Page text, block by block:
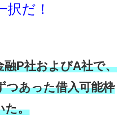
だ！
融P社およびA社で、
つあった借入可能枠
た。